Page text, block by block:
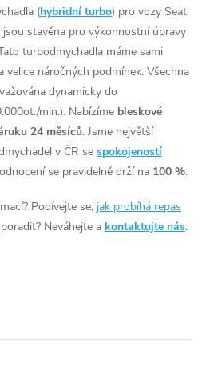
(hybridní turbo) pro vozy Seat
stavěna pro výkonnostní úpravy
turbodmychadla máme sami
náročných podmínek. Všechna
dynamicky do
min.). Nabízíme bleskové
24 měsíců. Jsme největší
v ČR se spokojeností
se pravidelně drží na 100 %.
Podívejte se, jak probíhá repas
Neváhejte a kontaktujte nás.